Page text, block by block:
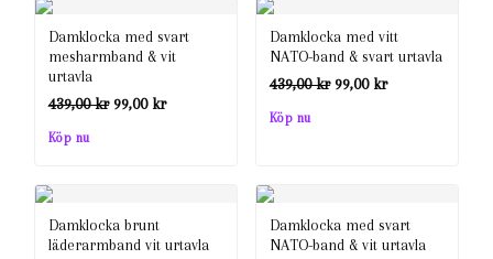
Damklocka med svart
mesharmband & vit
urtavla
439,00kr Det
439,00 kr.
99,00 krDet
Köp nu
Damklocka med vitt
NATO-band & svart urtavla
439,00kr Det
99,00 krDet
Köp nu
Damklocka brunt
läderarmband vit urtavla
Damklocka med svart
NATO-band & vit urtavla